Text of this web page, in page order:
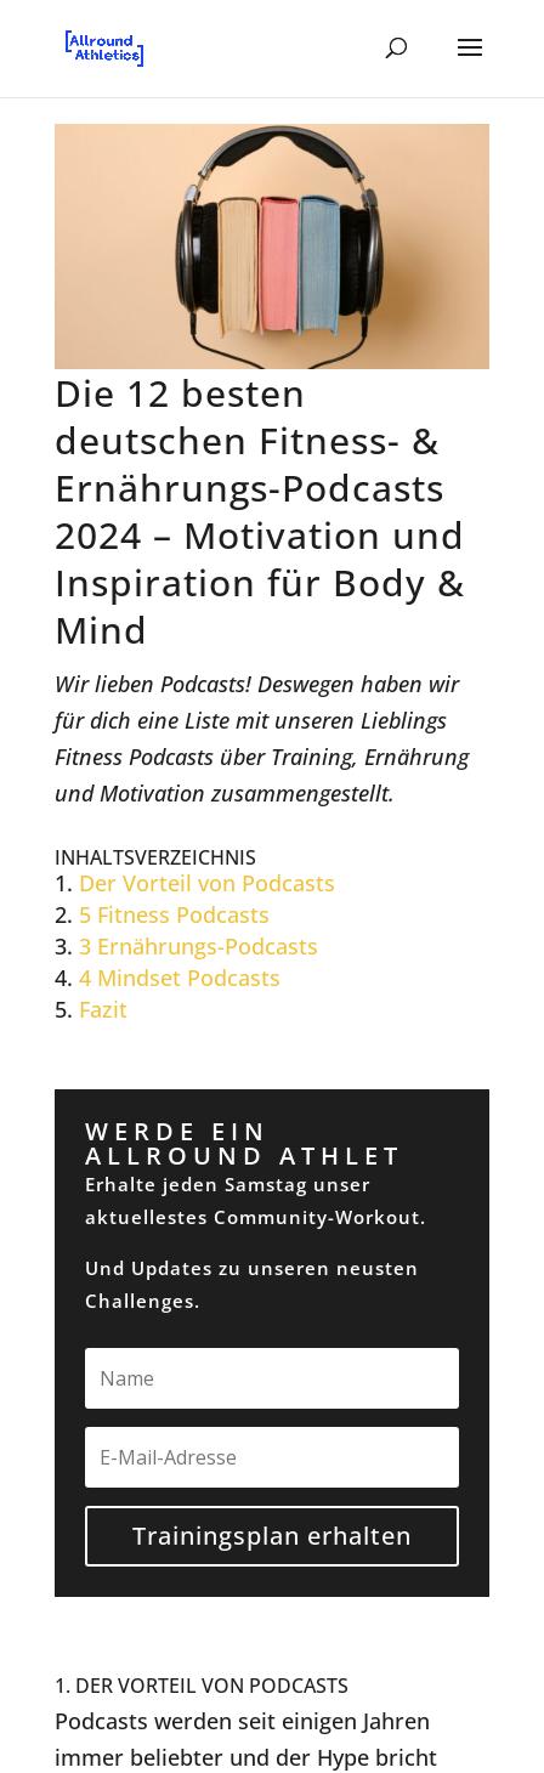
Die 12 besten
deutschen Fitness- &
Ernährungs-Podcasts
2024 – Motivation und
Inspiration für Body &
Mind
Wir lieben Podcasts! Deswegen haben wir
für dich eine Liste mit unseren Lieblings
Fitness Podcasts über Training, Ernährung
und Motivation zusammengestellt.
INHALTSVERZEICHNIS
Der Vorteil von Podcasts
5 Fitness Podcasts
3 Ernährungs-Podcasts
4 Mindset Podcasts
Fazit
WERDE EIN
ALLROUND ATHLET
Erhalte jeden Samstag unser
aktuellestes Community-Workout.
Und Updates zu unseren neusten
Challenges.
Trainingsplan erhalten
1. DER VORTEIL VON PODCASTS
Podcasts werden seit einigen Jahren
immer beliebter und der Hype bricht